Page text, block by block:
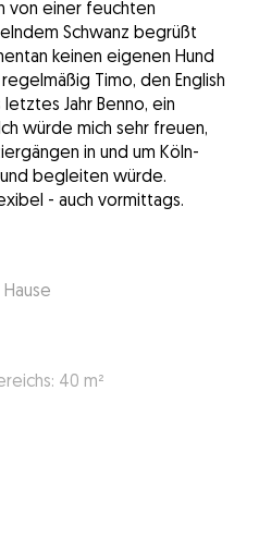
von einer feuchten
Schwanz begrüßt
keinen eigenen Hund
Timo, den English
Jahr Benno, ein
würde mich sehr freuen,
in und um Köln-
begleiten würde.
- auch vormittags.
40 m²